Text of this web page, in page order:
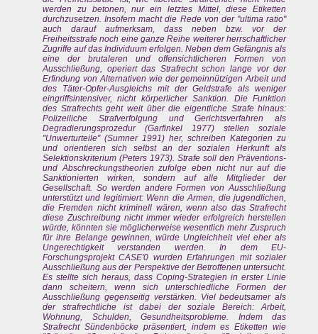
werden zu betonen, nur ein letztes Mittel, diese Etiketten
durchzusetzen. Insofern macht die Rede von der "ultima ratio"
auch darauf aufmerksam, dass neben bzw. vor der
Freiheitsstrafe noch eine ganze Reihe weiterer herrschaftlicher
Zugriffe auf das Individuum erfolgen. Neben dem Gefängnis als
eine der brutaleren und offensichtlicheren Formen von
Ausschließung, operiert das Strafrecht schon lange vor der
Erfindung von Alternativen wie der gemeinnützigen Arbeit und
des Täter-Opfer-Ausgleichs mit der Geldstrafe als weniger
eingriffsintensiver, nicht körperlicher Sanktion. Die Funktion
des Strafrechts geht weit über die eigentliche Strafe hinaus:
Polizeiliche Strafverfolgung und Gerichtsverfahren als
Degradierungsprozedur (Garfinkel 1977) stellen soziale
"Unwerturteile" (Sumner 1991) her, schreiben Kategorien zu
und orientieren sich selbst an der sozialen Herkunft als
Selektionskriterium (Peters 1973). Strafe soll den Präventions-
und Abschreckungstheorien zufolge eben nicht nur auf die
Sanktionierten wirken, sondern auf alle Mitglieder der
Gesellschaft. So werden andere Formen von Ausschließung
unterstützt und legitimiert: Wenn die Armen, die jugendlichen,
die Fremden nicht kriminell wären, wenn also das Strafrecht
diese Zuschreibung nicht immer wieder erfolgreich herstellen
würde, könnten sie möglicherweise wesentlich mehr Zuspruch
für ihre Belange gewinnen, würde Ungleichheit viel eher als
Ungerechtigkeit verstanden werden. In dem EU-
Forschungsprojekt CASE'0 wurden Erfahrungen mit sozialer
Ausschließung aus der Perspektive der Betroffenen untersucht.
Es stellte sich heraus, dass Coping-Strategien in erster Linie
dann scheitern, wenn sich unterschiedliche Formen der
Ausschließung gegenseitig verstärken. Viel bedeutsamer als
der strafrechtliche ist dabei der soziale Bereich: Arbeit,
Wohnung, Schulden, Gesundheitsprobleme. Indem das
Strafrecht Sündenböcke präsentiert, indem es Etiketten wie